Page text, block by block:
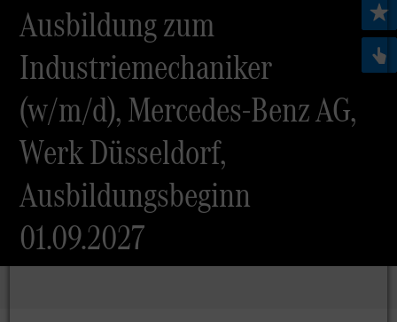
Ausbildung zum
Industriemechaniker
(w/m/d), Mercedes-Benz AG,
Werk Düsseldorf,
Ausbildungsbeginn
01.09.2027